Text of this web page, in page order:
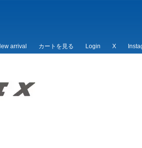
arrival カートを見る Login X